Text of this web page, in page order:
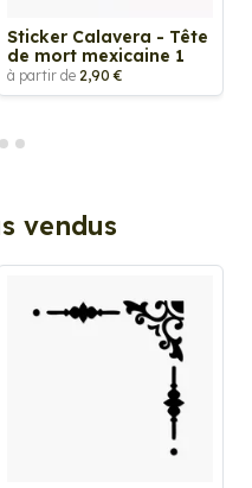
Sticker Calavera - Tête
de mort mexicaine 1
à partir de 2,90 €
vendus